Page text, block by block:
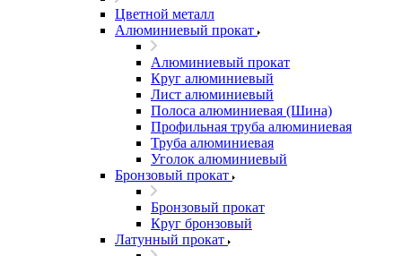
Цветной металл
Алюминиевый прокат
Алюминиевый прокат
Круг алюминиевый
Лист алюминиевый
Полоса алюминиевая (Шина)
Профильная труба алюминиевая
Труба алюминиевая
Уголок алюминиевый
Бронзовый прокат
Бронзовый прокат
Круг бронзовый
Латунный прокат